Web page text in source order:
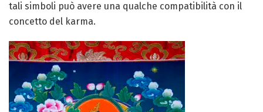
tali simboli può avere una qualche compatibilità con il
concetto del karma.